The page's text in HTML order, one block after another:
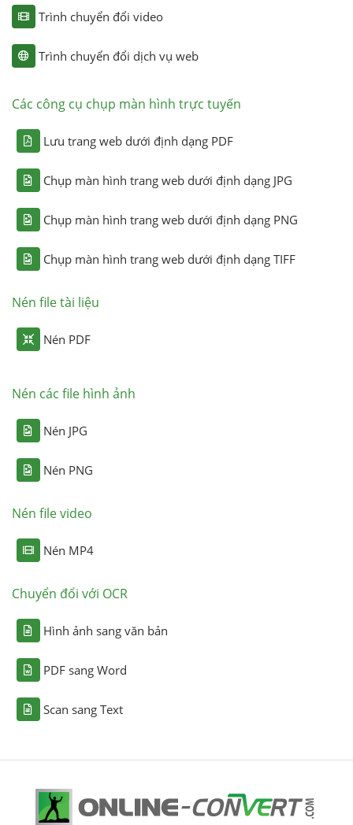
Trình chuyển đổi video
Trình chuyển đổi dịch vụ web
Các công cụ chụp màn hình trực tuyến
Lưu trang web dưới định dạng PDF
Chụp màn hình trang web dưới định dạng JPG
Chụp màn hình trang web dưới định dạng PNG
Chụp màn hình trang web dưới định dạng TIFF
Nén file tài liệu
Nén PDF
Nén các file hình ảnh
Nén JPG
Nén PNG
Nén file video
Nén MP4
Chuyển đổi với OCR
Hình ảnh sang văn bản
PDF sang Word
Scan sang Text